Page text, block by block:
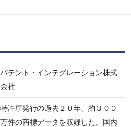
パテント・インテグレーション株式
会社
特許庁発行の過去２０年、約３００
万件の商標データを収録した、国内